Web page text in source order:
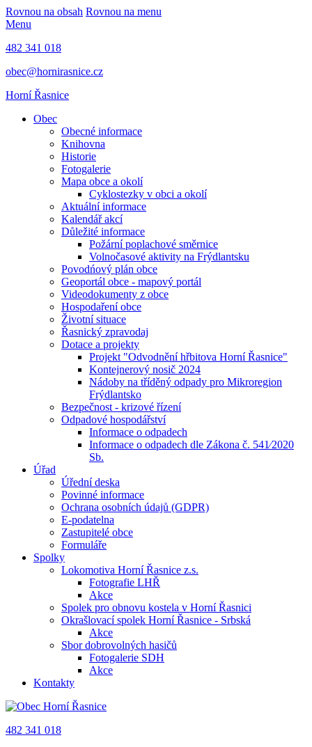
Rovnou na obsah Rovnou na menu
Menu
482 341 018
obec@hornirasnice.cz
Horní Řasnice
Obec
Obecné informace
Knihovna
Historie
Fotogalerie
Mapa obce a okolí
Cyklostezky v obci a okolí
Aktuální informace
Kalendář akcí
Důležité informace
Požární poplachové směrnice
Volnočasové aktivity na Frýdlantsku
Povodńový plán obce
Geoportál obce - mapový portál
Videodokumenty z obce
Hospodaření obce
Životní situace
Řasnický zpravodaj
Dotace a projekty
Projekt "Odvodnění hřbitova Horní Řasnice"
Kontejnerový nosič 2024
Nádoby na tříděný odpady pro Mikroregion
Frýdlantsko
Bezpečnost - krizové řízení
Odpadové hospodářství
Informace o odpadech
Informace o odpadech dle Zákona č. 541⁄2020
Sb.
Úřad
Úřední deska
Povinné informace
Ochrana osobních údajů (GDPR)
E-podatelna
Zastupitelé obce
Formuláře
Spolky
Lokomotiva Horní Řasnice z.s.
Fotografie LHŘ
Akce
Spolek pro obnovu kostela v Horní Řasnici
Okrašlovací spolek Horní Řasnice - Srbská
Akce
Sbor dobrovolných hasičů
Fotogalerie SDH
Akce
Kontakty
482 341 018